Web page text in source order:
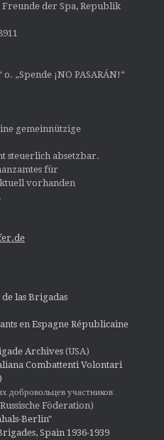
der Spa, Republik
„Spende ¡NO PASARÁN!“
gemeinnützige
steuerlich absetzbar.
für
vorhanden
las Brigadas
en Espagne Républicaine
Archives (USA)
Combattenti Volontari
участников
Föderation)
Berlin"
Spain 1936-1939